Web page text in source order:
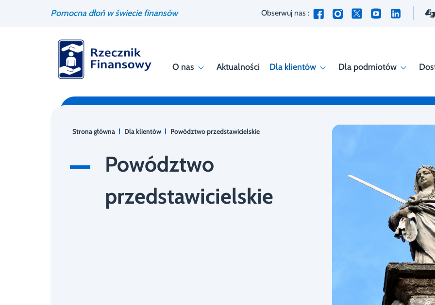
Pomocna dłoń w świecie finansów Obserwuj nas :
O nas Aktualności Dla klientów Dla podmiotów
Strona główna Dla klientów Powództwo przedstawicielskie
Powództwo
przedstawicielskie